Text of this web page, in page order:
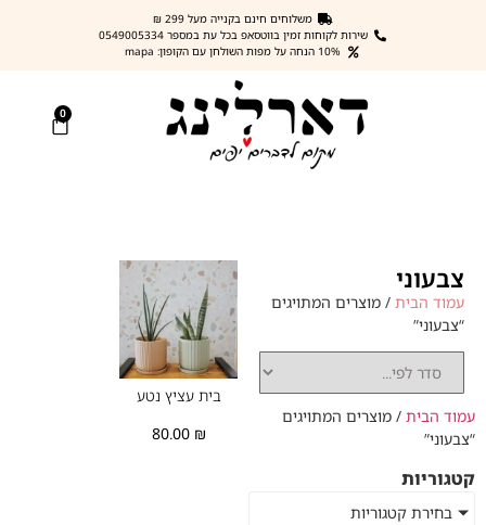
משלוחים חינם בקנייה מעל 299 ₪
שירות לקוחות זמין בווטסאפ בכל עת במספר 0549005334
10% הנחה על מפות השולחן עם הקופון: mapa
0
בית עציץ נטע
80.00₪
עמוד הבית/ מוצרים המתויגים
“צבעוני”
קטגוריות
בחירת קטגוריות
עמוד הבית/ מוצרים המתויגים
“צבעוני”
צבעוני